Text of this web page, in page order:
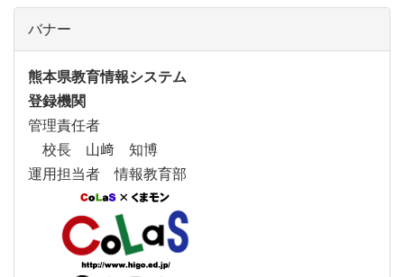
バナー
熊本県教育情報システム
登録機関
管理責任者
校長 山﨑 知博
運用担当者 情報教育部